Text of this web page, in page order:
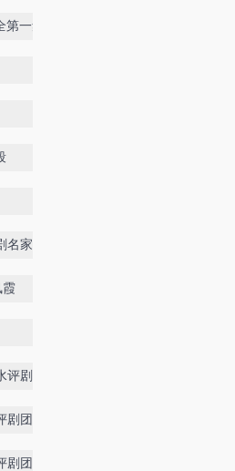
一集
家马
霞
剧团
剧团
剧团